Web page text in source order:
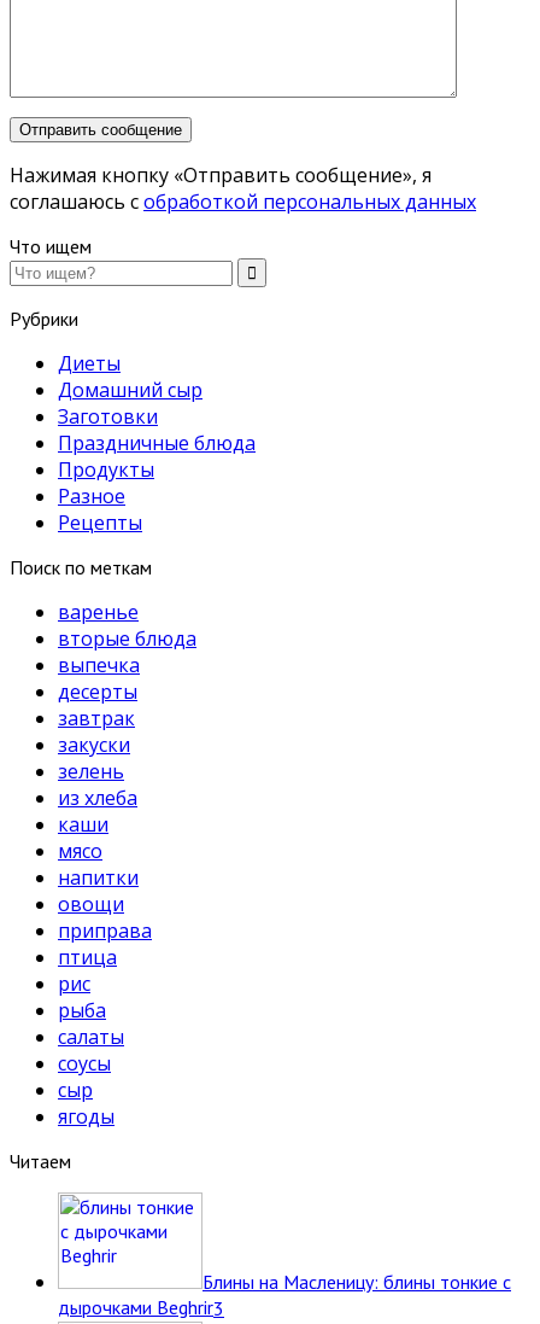
Нажимая кнопку «Отправить сообщение», я
соглашаюсь собработкой персональных данных
Что ищем
Рубрики
Диеты
Домашний сыр
Заготовки
Праздничные блюда
Продукты
Разное
Рецепты
Поиск по меткам
варенье
вторые блюда
выпечка
десерты
завтрак
закуски
зелень
из хлеба
каши
мясо
напитки
овощи
приправа
птица
рис
рыба
салаты
соусы
сыр
ягоды
Читаем
Блины на Масленицу: блины тонкие с
дырочками Beghrir3